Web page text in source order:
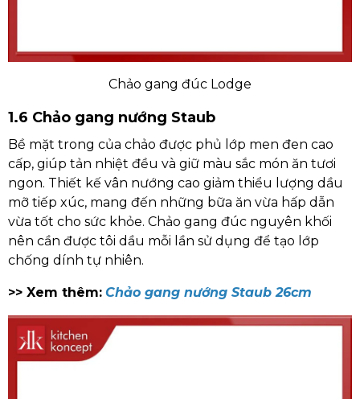
Chảo gang đúc Lodge
1.6 Chảo gang nướng Staub
Bề mặt trong của chảo được phủ lớp men đen cao
cấp, giúp tản nhiệt đều và giữ màu sắc món ăn tươi
ngon. Thiết kế vân nướng cao giảm thiểu lượng dầu
mỡ tiếp xúc, mang đến những bữa ăn vừa hấp dẫn
vừa tốt cho sức khỏe. Chảo gang đúc nguyên khối
nên cần được tôi dầu mỗi lần sử dụng để tạo lớp
chống dính tự nhiên.
>> Xem thêm: Chảo gang nướng Staub 26cm